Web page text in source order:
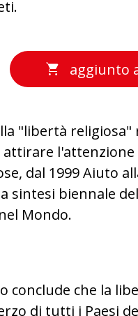
aggiunto
"libertà
attirare
dal 1999 Aiuto
sintesi biennale
Mondo.
conclude che la
di tutti i Paesi